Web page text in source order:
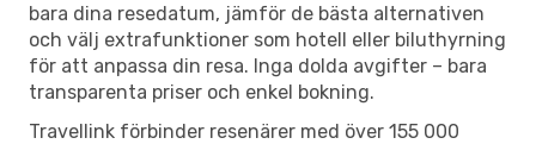
bara dina resedatum, jämför de bästa alternativen
och välj extrafunktioner som hotell eller biluthyrning
för att anpassa din resa. Inga dolda avgifter – bara
transparenta priser och enkel bokning.
Travellink förbinder resenärer med över 155 000